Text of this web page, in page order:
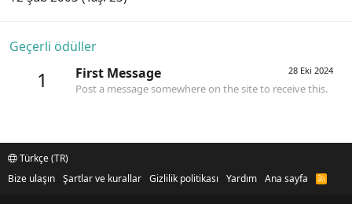
Geçerli ödüller
1 28 Eki 2024
First Message
Post a message somewhere on the site to receive this.
Türkçe (TR)
Bize ulaşın Şartlar ve kurallar Gizlilik politikası Yardım Ana sayfa
R